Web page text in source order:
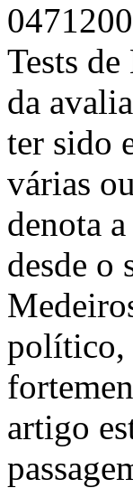
Tests
da
ter sido
várias
denota
desde o
político,
artigo